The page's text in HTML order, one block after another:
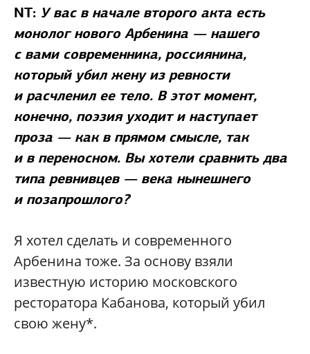
NT: У вас в начале второго акта есть
монолог нового Арбенина — нашего
с вами современника, россиянина,
который убил жену из ревности
и расчленил ее тело. В этот момент,
конечно, поэзия уходит и наступает
проза — как в прямом смысле, так
и в переносном. Вы хотели сравнить два
типа ревнивцев — века нынешнего
и позапрошлого?
Я хотел сделать и современного
Арбенина тоже. За основу взяли
известную историю московского
ресторатора Кабанова, который убил
свою жену*.